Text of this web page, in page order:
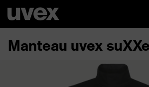
Manteau uvex